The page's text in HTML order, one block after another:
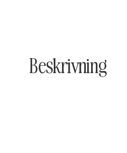
Beskrivning